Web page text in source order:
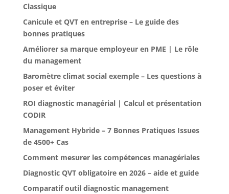
Classique
Canicule et QVT en entreprise – Le guide des
bonnes pratiques
Améliorer sa marque employeur en PME | Le rôle
du management
Baromètre climat social exemple – Les questions à
poser et éviter
ROI diagnostic managérial | Calcul et présentation
CODIR
Management Hybride – 7 Bonnes Pratiques Issues
de 4500+ Cas
Comment mesurer les compétences managériales
Diagnostic QVT obligatoire en 2026 – aide et guide
Comparatif outil diagnostic management